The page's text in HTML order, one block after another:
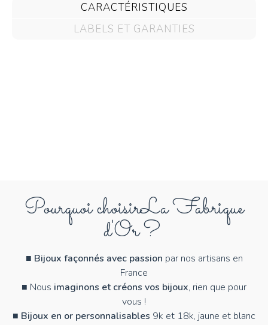
CARACTÉRISTIQUES
LABELS ET GARANTIES
Pourquoi choisirLa Fabrique
d'Or ?
■ Bijoux façonnés avec passion par nos artisans en
France
■ Nous imaginons et créons vos bijoux, rien que pour
vous !
■ Bijoux en or personnalisables 9k et 18k, jaune et blanc